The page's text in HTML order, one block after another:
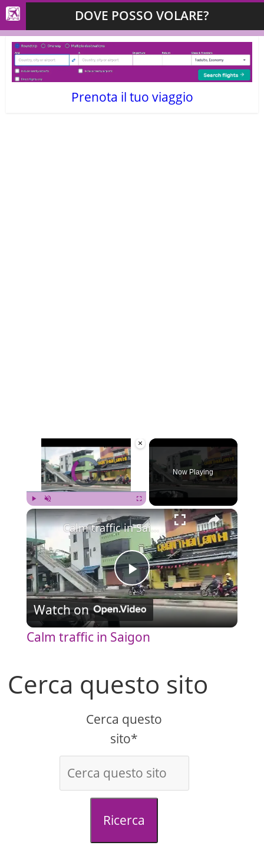
DOVE POSSO VOLARE?
Prenota il tuo viaggio
×
Video Player is loading.
Play Unmute Fullscreen
Now Playing
×
P
l
y
V
i
d
Calm traffic in Saigon
Watch on
Calm traffic in Saigon
Cerca questo sito
Cerca questo
sito*
Ricerca